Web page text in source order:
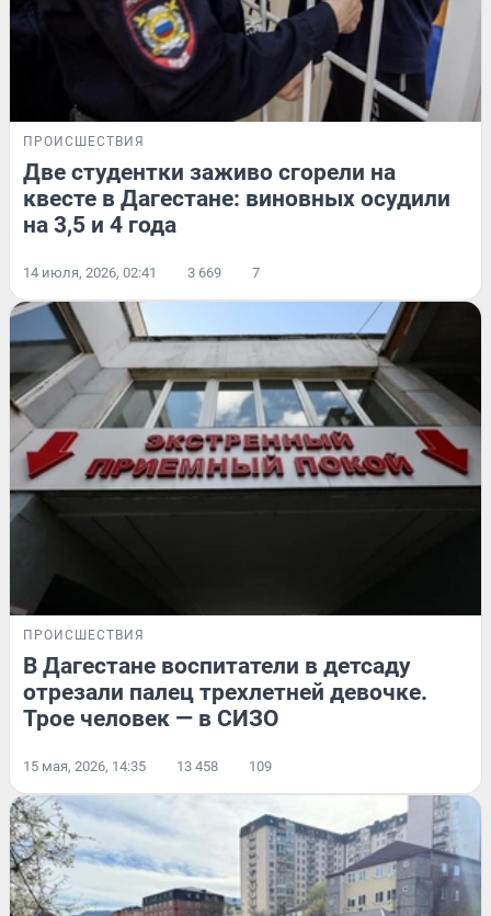
ПРОИСШЕСТВИЯ
Две студентки заживо сгорели на
квесте в Дагестане: виновных осудили
на 3,5 и 4 года
14 июля, 2026, 02:41 3 669 7
ПРОИСШЕСТВИЯ
В Дагестане воспитатели в детсаду
отрезали палец трехлетней девочке.
Трое человек — в СИЗО
15 мая, 2026, 14:35 13 458 109